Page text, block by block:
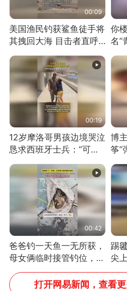
00:09
美国渔民钓获鲨鱼徒手将
其拽回大海 目击者直呼
震惊 （视频来源：参考
消息）
你
名“
面
00:19
12岁摩洛哥男孩边境哭泣
恳求西班牙士兵：“可不
博
筝“
吗
不
源
00:42
爸爸钓一天鱼一无所获，
母女俩临时接管钓位，用
玩具鱼竿钓上大鱼
踢
尖
友
是
打开网易新闻，查看